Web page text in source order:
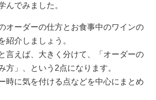
んでみました。
オーダーの仕方とお食事中のワインの
紹介しましょう。
言えば、大きく分けて、「オーダーの
方」、という2点になります。
時に気を付ける点などを中心にまとめ